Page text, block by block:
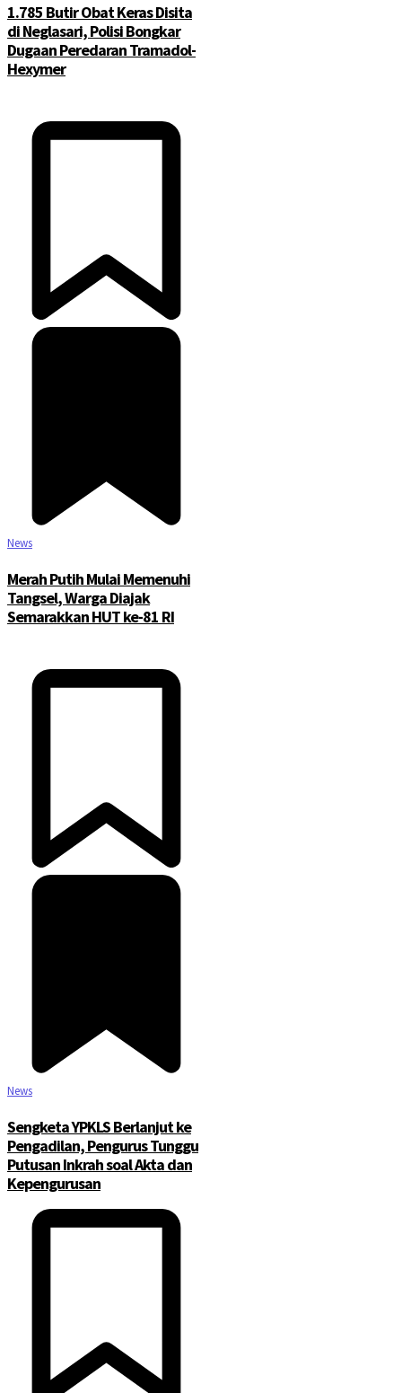
1.785 Butir Obat Keras Disita
di Neglasari, Polisi Bongkar
Dugaan Peredaran Tramadol-
Hexymer
News
Merah Putih Mulai Memenuhi
Tangsel, Warga Diajak
Semarakkan HUT ke-81 RI
News
Sengketa YPKLS Berlanjut ke
Pengadilan, Pengurus Tunggu
Putusan Inkrah soal Akta dan
Kepengurusan